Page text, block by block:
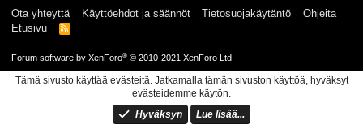
Ota yhteyttä
Käyttöehdot ja säännöt Tietosuojakäytäntö
Ohjeita
Etusivu
R
Forum software by XenForo® © 2010-2021 XenForo Ltd.
Tämä sivusto käyttää evästeitä. Jatkamalla tämän sivuston käyttöä, hyväksyt
evästeidemme käytön.
Hyväksyn
Lue lisää...